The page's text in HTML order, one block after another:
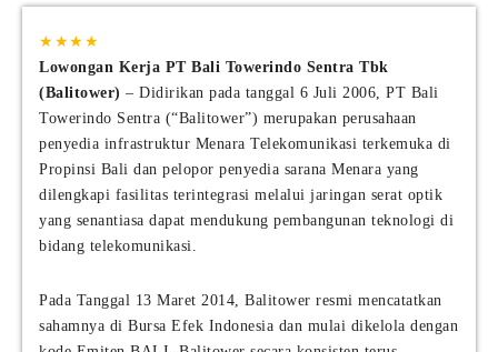
★ ★★ ★
Lowongan Kerja PT Bali Towerindo Sentra Tbk
(Balitower) – Didirikan pada tanggal 6 Juli 2006, PT Bali
Towerindo Sentra (“Balitower”) merupakan perusahaan
penyedia infrastruktur Menara Telekomunikasi terkemuka di
Propinsi Bali dan pelopor penyedia sarana Menara yang
dilengkapi fasilitas terintegrasi melalui jaringan serat optik
yang senantiasa dapat mendukung pembangunan teknologi di
bidang telekomunikasi.
Pada Tanggal 13 Maret 2014, Balitower resmi mencatatkan
sahamnya di Bursa Efek Indonesia dan mulai dikelola dengan